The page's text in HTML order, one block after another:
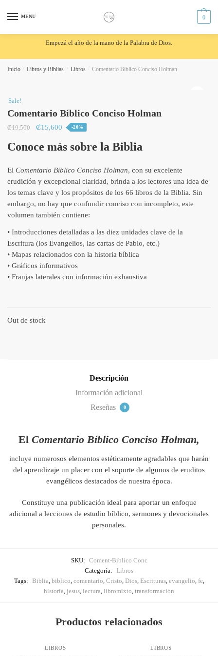
MENU 0
Empezá el año de la mano de la Palabra de Dios.
Inicio Libros y Biblias Libros Comentario Bíblico Conciso Holman
Sale!
Comentario Bíblico Conciso Holman
₡19,500
Original
was:
₡15,600 Current
is:
-20%
Conoce más sobre la Biblia
El Comentario Bíblico Conciso Holman, con su excelente
erudición y excepcional claridad, brinda a los lectores una idea de
los temas clave y los propósitos de los 66 libros de la Biblia. Sin
embargo, no hay que confundir conciso con incompleto, este
volumen también contiene:
• Introducciones detalladas a las diez unidades clave de la
Escritura (los Evangelios, las cartas de Pablo, etc.)
• Mapas relacionados con la historia bíblica
• Gráficos informativos
• Franjas laterales con información exhaustiva
Out de stock
Descripción
Información adicional
Reseñas
0
El Comentario Bíblico Conciso Holman,
incluye numerosos elementos estéticamente agradables que harán
del aprendizaje un placer con el soporte de algunos de eruditos
evangélicos destacados de nuestra época.
Constituye una publicación ideal para aportar un enfoque
adicional a lecciones de estudio bíblico, sermones y devocionales
personales.
SKU: Coment-Biblico Conc
Categoría: Libros
Tags: Biblia, biblico, comentario, Cristo, Dios, Escrituras, evangelio, fe,
historia, jesus, lectura, libromixto, transformación
Productos relacionados
LIBROS LIBROS